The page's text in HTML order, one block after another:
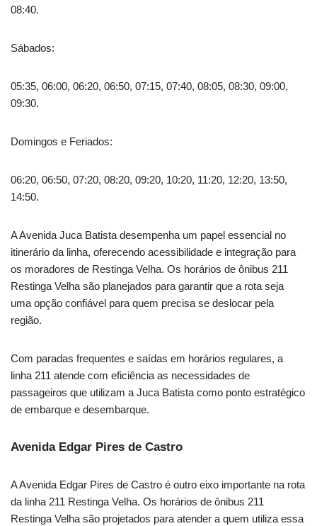
08:40.
Sábados:
05:35, 06:00, 06:20, 06:50, 07:15, 07:40, 08:05, 08:30, 09:00,
09:30.
Domingos e Feriados:
06:20, 06:50, 07:20, 08:20, 09:20, 10:20, 11:20, 12:20, 13:50,
14:50.
A Avenida Juca Batista desempenha um papel essencial no
itinerário da linha, oferecendo acessibilidade e integração para
os moradores de Restinga Velha. Os horários de ônibus 211
Restinga Velha são planejados para garantir que a rota seja
uma opção confiável para quem precisa se deslocar pela
região.
Com paradas frequentes e saídas em horários regulares, a
linha 211 atende com eficiência as necessidades de
passageiros que utilizam a Juca Batista como ponto estratégico
de embarque e desembarque.
Avenida Edgar Pires de Castro
A Avenida Edgar Pires de Castro é outro eixo importante na rota
da linha 211 Restinga Velha. Os horários de ônibus 211
Restinga Velha são projetados para atender a quem utiliza essa